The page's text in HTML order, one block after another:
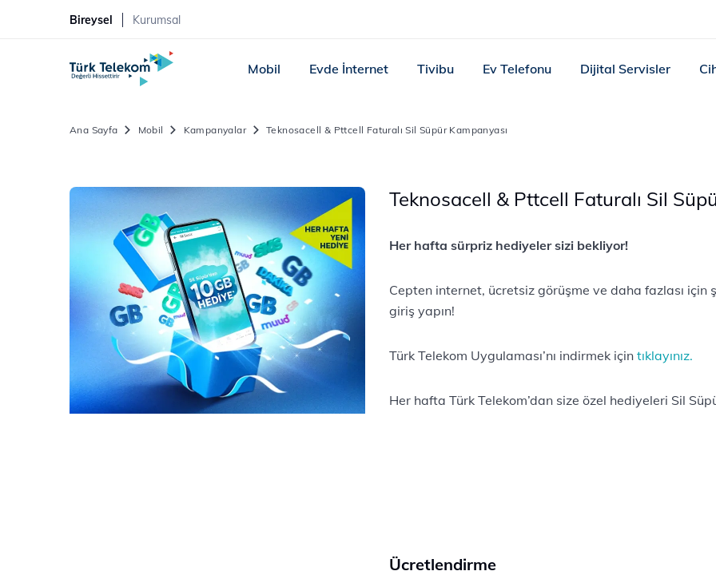
Bireysel Kurumsal
Mobil Evde İnternet Tivibu Ev Telefonu Dijital Servisler
Ana Sayfa Mobil Kampanyalar Teknosacell & Pttcell Faturalı Sil Süpür Kampanyası
Teknosacell & Pttcell Faturalı Sil
Her hafta sürpriz hediyeler sizi bekliyor!
Cepten internet, ücretsiz görüşme ve daha fazlası için
giriş yapın!
Türk Telekom Uygulaması’nı indirmek için tıklayınız.
Her hafta Türk Telekom’dan size özel hediyeleri Sil
Ücretlendirme